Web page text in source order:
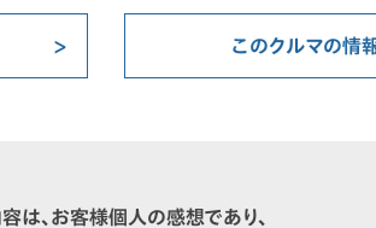
このクルマの情
は、お客様個人の感想であり、